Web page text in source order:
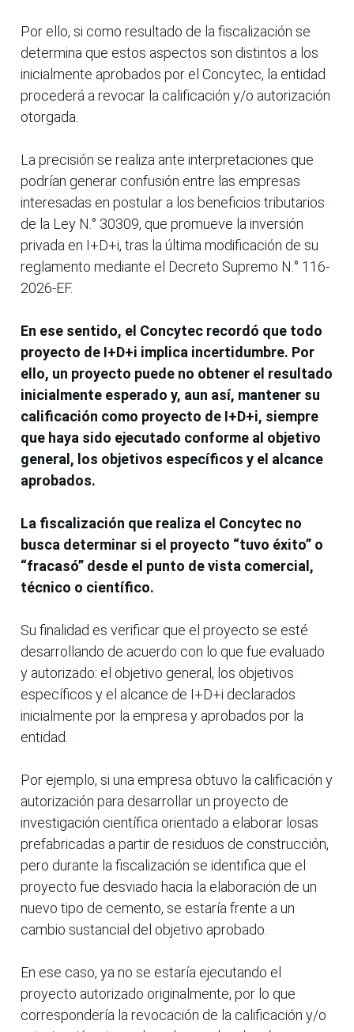
Por ello, si como resultado de la fiscalización se
determina que estos aspectos son distintos a los
inicialmente aprobados por el Concytec, la entidad
procederá a revocar la calificación y/o autorización
otorgada.
La precisión se realiza ante interpretaciones que
podrían generar confusión entre las empresas
interesadas en postular a los beneficios tributarios
de la Ley N.° 30309, que promueve la inversión
privada en I+D+i, tras la última modificación de su
reglamento mediante el Decreto Supremo N.° 116-
2026-EF.
En ese sentido, el Concytec recordó que todo
proyecto de I+D+i implica incertidumbre. Por
ello, un proyecto puede no obtener el resultado
inicialmente esperado y, aun así, mantener su
calificación como proyecto de I+D+i, siempre
que haya sido ejecutado conforme al objetivo
general, los objetivos específicos y el alcance
aprobados.
La fiscalización que realiza el Concytec no
busca determinar si el proyecto “tuvo éxito” o
“fracasó” desde el punto de vista comercial,
técnico o científico.
Su finalidad es verificar que el proyecto se esté
desarrollando de acuerdo con lo que fue evaluado
y autorizado: el objetivo general, los objetivos
específicos y el alcance de I+D+i declarados
inicialmente por la empresa y aprobados por la
entidad.
Por ejemplo, si una empresa obtuvo la calificación y
autorización para desarrollar un proyecto de
investigación científica orientado a elaborar losas
prefabricadas a partir de residuos de construcción,
pero durante la fiscalización se identifica que el
proyecto fue desviado hacia la elaboración de un
nuevo tipo de cemento, se estaría frente a un
cambio sustancial del objetivo aprobado.
En ese caso, ya no se estaría ejecutando el
proyecto autorizado originalmente, por lo que
correspondería la revocación de la calificación y/o